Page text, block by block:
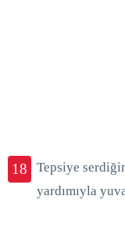
18
Tepsiye
yardımıyla